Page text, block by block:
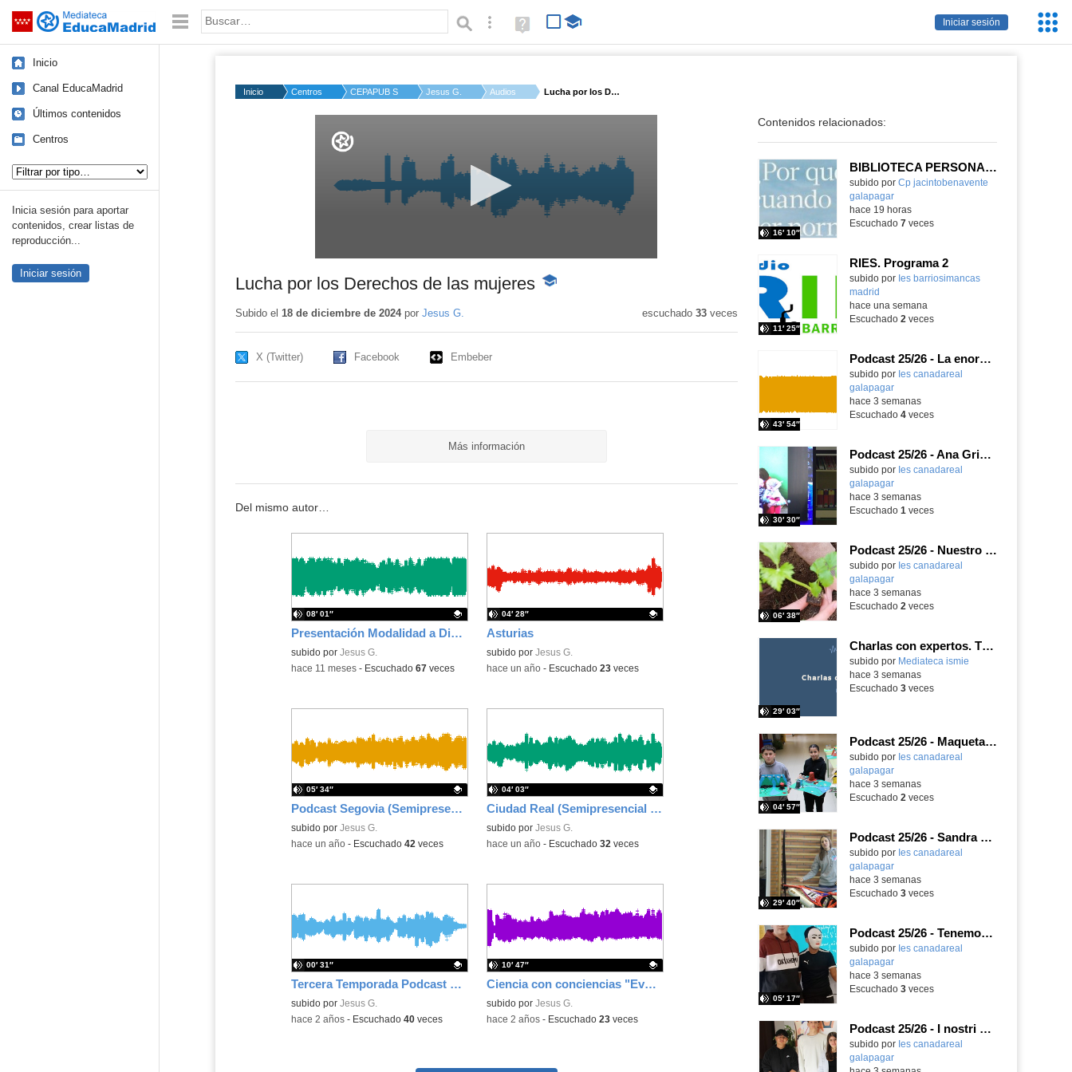
Saltar navegación
Iniciar sesión
Palabra o frase: Búsqueda avanzada
Ayuda
(en
Inicio
Canal EducaMadrid
Últimos contenidos
Centros
Inicia sesión para aportar
contenidos, crear listas de
reproducción...
Iniciar sesión
Inicio Centros CEPAPUB SAN SEBASTIÁ...
Jesus G. Audios Lucha por los Derech...
50%
Lucha por los Derechos de las mujeres -
Subido el 18 de diciembre de 2024por Jesus G. escuchado 33veces
X (Twitter) Facebook Embeber
Más información
Del mismo autor…
Presentación Modalidad a Distancia
Contenido educativo.
subido por Jesus G.
08′ 01″
-hace 11 meses- Escuchado 67veces
Asturias
Contenido educativo.
subido por Jesus G.
04′ 28″
-hace un año- Escuchado 23veces
Podcast Segovia (Semipresencial Nivel I)
Contenido educativo.
subido por Jesus G.
05′ 34″
-hace un año- Escuchado 42 veces
Ciudad Real (Semipresencial Nivel I)
Contenido educativo.
subido por Jesus G.
04′ 03″
-hace un año- Escuchado 32 veces
Tercera Temporada Podcast CEPA San Sebastián de los Reyes
Contenido educativo.
subido por Jesus G.
00′ 31″
-hace 2 años- Escuchado 40veces
Ciencia con conciencias "Evolución de Fuentes de Energía"
Contenido educativo.
subido por Jesus G.
10′ 47″
-hace 2 años- Escuchado 23veces
Contenidos relacionados:
BIBLIOTECA PERSONAL 9: ¿Por qué ser feliz cuando puedes ser normal?
Contenido educativo.
subido por Cp jacintobenavente
galapagar
16′ 10″
-
hace 19 horas
Escuchado 7veces
RIES. Programa 2
Contenido educativo.
subido por Ies barriosimancas
madrid
11′ 25″
hace una semana
Escuchado 2 veces
Podcast 25/26 - La enorme responsabilidad de ser juez
subido por Ies canadareal
galapagar
43′ 54″
-
hace 3 semanas
Escuchado 4veces
Podcast 25/26 - Ana Griott y los cuentos de las voces olvidadas
subido por Ies canadareal
galapagar
30′ 30″
-
hace 3 semanas
Escuchado 1 veces
Podcast 25/26 - Nuestro huerto escolar
subido por Ies canadareal
galapagar
06′ 38″
-
hace 3 semanas
Escuchado 2 veces
Charlas con expertos. T1, E5. David-Li Ilundáin Reviriego
subido por Mediateca ismie
29′ 03″
hace 3 semanas
Escuchado 3veces
Podcast 25/26 - Maquetas sobre el feudalismo
subido por Ies canadareal
galapagar
04′ 57″
-
hace 3 semanas
Escuchado 2 veces
Podcast 25/26 - Sandra Gómez, campeona de Enduro
subido por Ies canadareal
galapagar
29′ 40″
-
hace 3 semanas
Escuchado 3veces
Podcast 25/26 - Tenemos nueva profesora de Griego ¿Conoces a María Eugenia?
subido por Ies canadareal
galapagar
05′ 17″
-
hace 3 semanas
Escuchado 3veces
Podcast 25/26 - I nostri amici italiani
subido por Ies canadareal
galapagar-